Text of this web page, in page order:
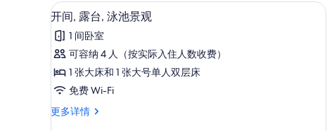
显
示
开
间,
露
泳
6
开间, 露台, 泳池景观
1 间卧室
可容纳 4 人（按实际入住人数收费）
1 张大床和 1 张大号单人双层床
免费 Wi-Fi
更多详情
开